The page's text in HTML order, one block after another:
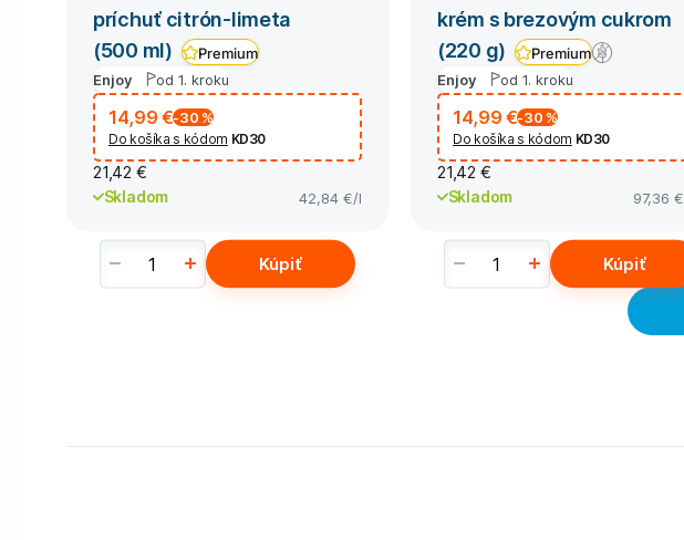
príchuť citrón-limeta
(500 ml)
Premium
Enjoy od 1. kroku
14,99 €-30 %
Do košíka s kódom KD30
21,42 €
Skladom 42,84 €/l
Kúpiť
krém s brezovým cukrom
(220 g)
Premium
Enjoy od 1. kroku
14,99 €-30 %
Do košíka s kódom KD30
21,42 €
Skladom 97,36 €
Kúpiť